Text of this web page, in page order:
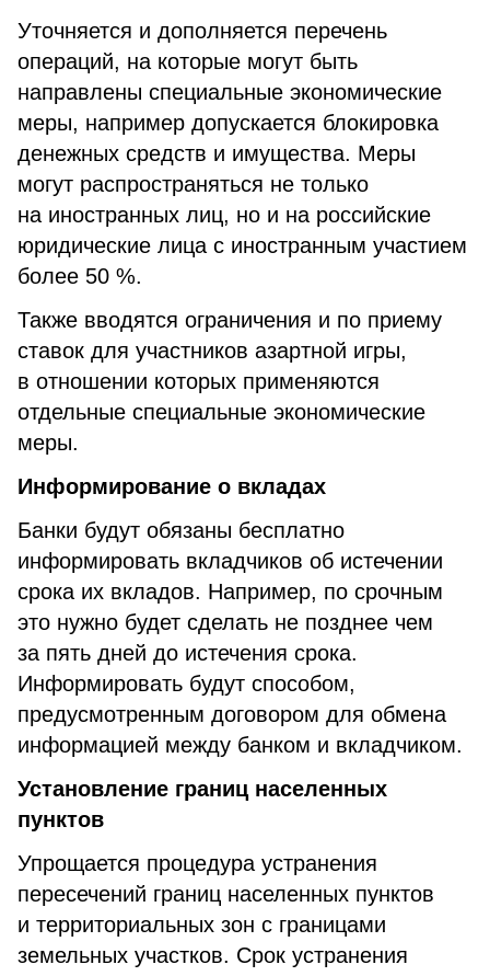
Уточняется и дополняется перечень
операций, на которые могут быть
направлены специальные экономические
меры, например допускается блокировка
денежных средств и имущества. Меры
могут распространяться не только
на иностранных лиц, но и на российские
юридические лица с иностранным участием
более 50 %.
Также вводятся ограничения и по приему
ставок для участников азартной игры,
в отношении которых применяются
отдельные специальные экономические
меры.
Информирование о вкладах
Банки будут обязаны бесплатно
информировать вкладчиков об истечении
срока их вкладов. Например, по срочным
это нужно будет сделать не позднее чем
за пять дней до истечения срока.
Информировать будут способом,
предусмотренным договором для обмена
информацией между банком и вкладчиком.
Установление границ населенных
пунктов
Упрощается процедура устранения
пересечений границ населенных пунктов
и территориальных зон с границами
земельных участков. Срок устранения